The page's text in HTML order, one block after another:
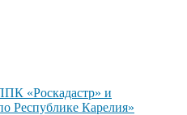
«Роскадастр» и
Республике Карелия»